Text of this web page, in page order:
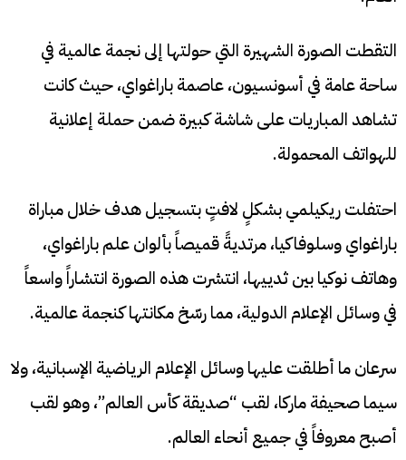
التقطت الصورة الشهيرة التي حولتها إلى نجمة عالمية في
ساحة عامة في أسونسيون، عاصمة باراغواي، حيث كانت
تشاهد المباريات على شاشة كبيرة ضمن حملة إعلانية
للهواتف المحمولة.
احتفلت ريكيلمي بشكلٍ لافتٍ بتسجيل هدف خلال مباراة
باراغواي وسلوفاكيا، مرتديةً قميصاً بألوان علم باراغواي،
وهاتف نوكيا بين ثدييها، انتشرت هذه الصورة انتشاراً واسعاً
في وسائل الإعلام الدولية، مما رسّخ مكانتها كنجمة عالمية.
سرعان ما أطلقت عليها وسائل الإعلام الرياضية الإسبانية، ولا
سيما صحيفة ماركا، لقب “صديقة كأس العالم”، وهو لقب
أصبح معروفاً في جميع أنحاء العالم.